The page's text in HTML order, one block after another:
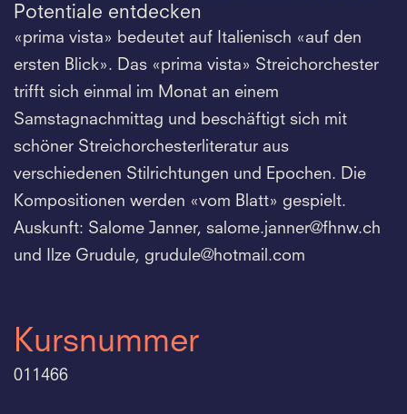
Potentiale entdecken
«prima vista» bedeutet auf Italienisch «auf den
ersten Blick». Das «prima vista» Streichorchester
trifft sich einmal im Monat an einem
Samstagnachmittag und beschäftigt sich mit
schöner Streichorchesterliteratur aus
verschiedenen Stilrichtungen und Epochen. Die
Kompositionen werden «vom Blatt» gespielt.
Auskunft: Salome Janner, salome.janner@fhnw.ch
und Ilze Grudule, grudule@hotmail.com
Kursnummer
011466